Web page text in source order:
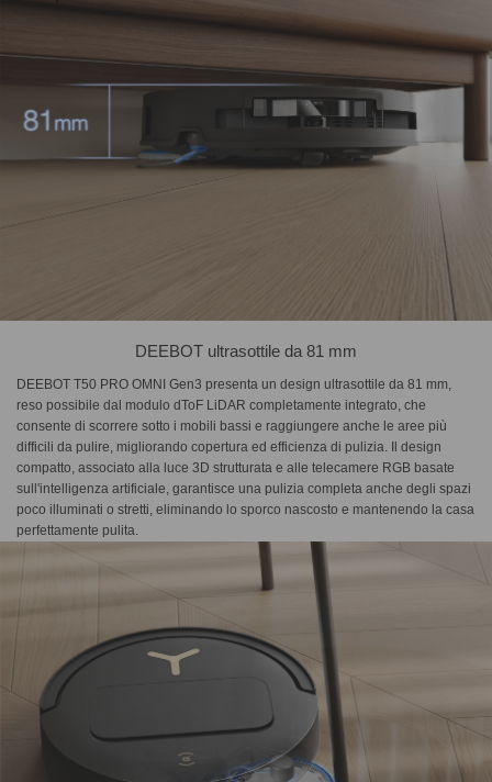
DEEBOT ultrasottile da 81 mm
DEEBOT T50 PRO OMNI Gen3 presenta un design ultrasottile da 81 mm,
reso possibile dal modulo dToF LiDAR completamente integrato, che
consente di scorrere sotto i mobili bassi e raggiungere anche le aree più
difficili da pulire, migliorando copertura ed efficienza di pulizia. Il design
compatto, associato alla luce 3D strutturata e alle telecamere RGB basate
sull'intelligenza artificiale, garantisce una pulizia completa anche degli spazi
poco illuminati o stretti, eliminando lo sporco nascosto e mantenendo la casa
perfettamente pulita.